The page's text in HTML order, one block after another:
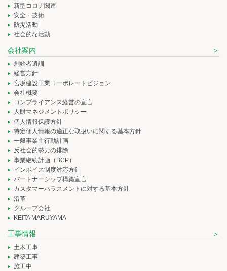
新型コロナ関連
安全・技術
防災活動
社会的な活動
会社案内
創始者遺訓
経営方針
宮坂建設工業コーポレートビジョン
会社概要
コンプライアンス経営の宣言
人財マネジメントポリシー
個人情報保護方針
特定個人情報の適正な取扱いに関する基本方針
一般事業主行動計画
反社会的勢力の排除
事業継続計画（BCP）
インボイス制度対応方針
パートナーシップ構築宣言
カスタマーハラスメントに対する基本方針
沿革
グループ会社
KEITA MARUYAMA
工事情報
土木工事
建築工事
施工中